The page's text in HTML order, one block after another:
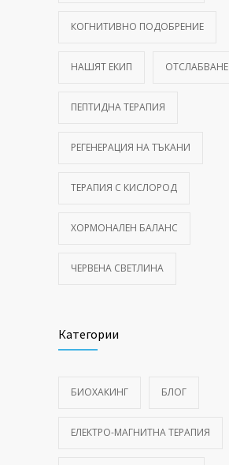
КОГНИТИВНО ПОДОБРЕНИЕ
НАШЯТ ЕКИП ОТСЛАБВАНЕ
ПЕПТИДНА ТЕРАПИЯ
РЕГЕНЕРАЦИЯ НА ТЪКАНИ
ТЕРАПИЯ С КИСЛОРОД
ХОРМОНАЛЕН БАЛАНС
ЧЕРВЕНА СВЕТЛИНА
Категории
БИОХАКИНГ БЛОГ
ЕЛЕКТРО-МАГНИТНА ТЕРАПИЯ